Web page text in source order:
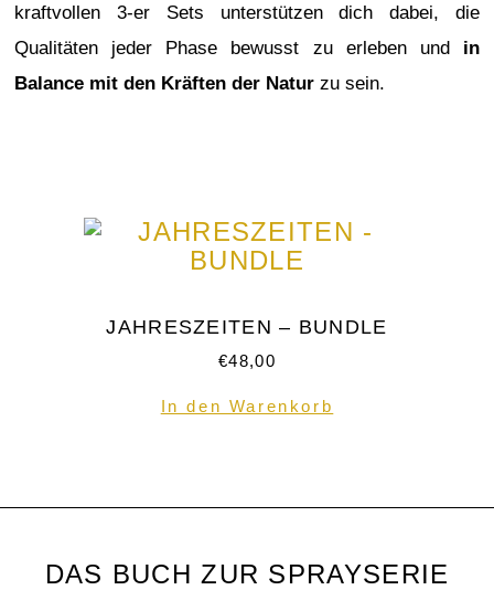
kraftvollen 3-er Sets unterstützen dich dabei, die
Qualitäten jeder Phase bewusst zu erleben undin
Balance mit den Kräften der Natur zu sein.
JAHRESZEITEN – BUNDLE
€48,00
In den Warenkorb
DAS BUCH ZUR SPRAYSERIE